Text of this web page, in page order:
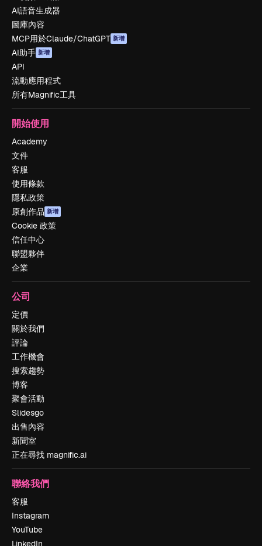
AI語音生成器
圖庫內容
MCP用於Claude/ChatGPT 新增
AI助手 新增
API
流動應用程式
所有Magnific工具
開始使用
Academy
文件
客服
使用條款
隱私政策
原創作品 新增
Cookie 政策
信任中心
聯盟夥伴
企業
公司
定價
關於我們
評論
工作機會
搜索趨勢
博客
聚會活動
Slidesgo
出售內容
新聞室
正在尋找 magnific.ai
聯絡我們
客服
Instagram
YouTube
LinkedIn